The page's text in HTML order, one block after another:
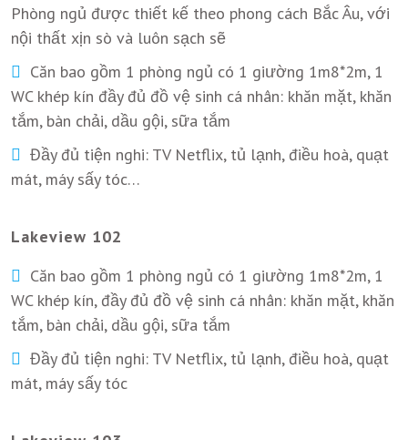
Phòng ngủ được thiết kế theo phong cách Bắc Âu, với
nội thất xịn sò và luôn sạch sẽ
Căn bao gồm 1 phòng ngủ có 1 giường 1m8*2m, 1
WC khép kín đầy đủ đồ vệ sinh cá nhân: khăn mặt, khăn
tắm, bàn chải, dầu gội, sữa tắm
Đầy đủ tiện nghi: TV Netflix, tủ lạnh, điều hoà, quạt
mát, máy sấy tóc…
Lakeview 102
Căn bao gồm 1 phòng ngủ có 1 giường 1m8*2m, 1
WC khép kín, đầy đủ đồ vệ sinh cá nhân: khăn mặt, khăn
tắm, bàn chải, dầu gội, sữa tắm
Đầy đủ tiện nghi: TV Netflix, tủ lạnh, điều hoà, quạt
mát, máy sấy tóc